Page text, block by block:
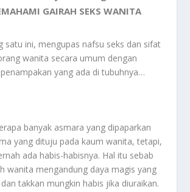
GAIRAH SEKS WANITA
satu ini, mengupas nafsu seks dan sifat
wanita secara umum dengan
yang ada di tubuhnya…
banyak asmara yang dipaparkan
yang dituju pada kaum wanita, tetapi,
ada habis-habisnya. Hal itu sebab
wanita mengandung daya magis yang
takkan mungkin habis jika diuraikan.